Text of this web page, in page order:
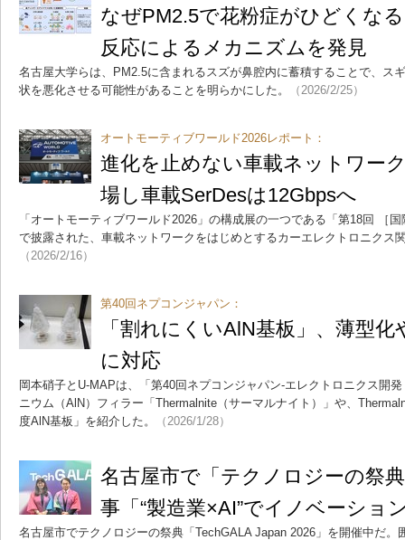
なぜPM2.5で花粉症がひどくな
反応によるメカニズムを発見
名古屋大学らは、PM2.5に含まれるスズが鼻腔内に蓄積することで、ス
状を悪化させる可能性があることを明らかにした。
（2026/2/25）
オートモーティブワールド2026レポート：
進化を止めない車載ネットワー
場し車載SerDesは12Gbpsへ
「オートモーティブワールド2026」の構成展の一つである「第18回 ［
で披露された、車載ネットワークをはじめとするカーエレクトロニクス
（2026/2/16）
第40回ネプコンジャパン：
「割れにくいAlN基板」、薄型
に対応
岡本硝子とU-MAPは、「第40回ネプコンジャパン-エレクトロニクス開
ニウム（AlN）フィラー「Thermalnite（サーマルナイト）」や、
度AlN基板」を紹介した。
（2026/1/28）
名古屋市で「テクノロジーの祭
事「“製造業×AI”でイノベーショ
名古屋市でテクノロジーの祭典「TechGALA Japan 2026」を開催中だ。